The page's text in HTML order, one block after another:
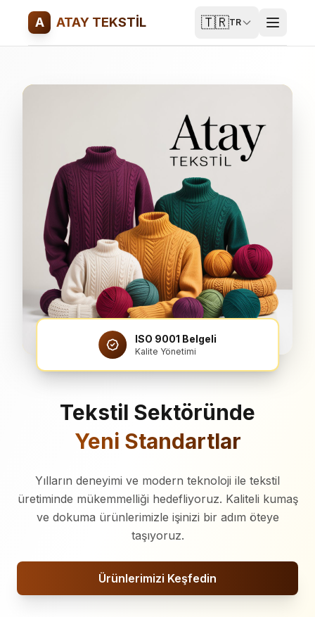
A ATAY TEKSTİL 🇹🇷TR
Hizmetlerimiz
Teklif Alın
Tekstil Sektöründe
Yeni Standartlar
Yılların deneyimi ve modern teknoloji ile tekstil
üretiminde mükemmelliği hedefliyoruz. Kaliteli kumaş
ve dokuma ürünlerimizle işinizi bir adım öteye
taşıyoruz.
Ürünlerimizi Keşfedin
ISO 9001 Belgeli
Kalite Yönetimi